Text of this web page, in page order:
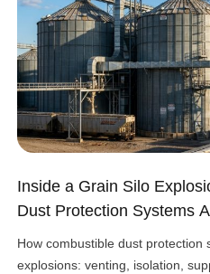
Inside a Grain Silo
Dust Protection Systems
How combustible dust protection
explosions: venting, isolation,